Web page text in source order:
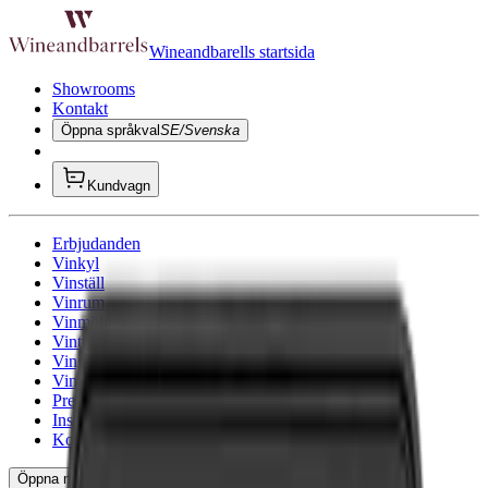
Wineandbarells startsida
Showrooms
Kontakt
Öppna språkvalSE/Svenska
Kundvagn
Erbjudanden
Vinkyl
Vinställ
Vinrum
Vinmöbler
Vintunnor
Vinglas
Vintillbehör
Presenttips
Inspiration
Konsultation
Öppna navigeringen